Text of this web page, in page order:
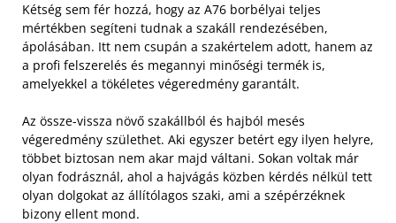
Kétség sem fér hozzá, hogy az A76 borbélyai teljes
mértékben segíteni tudnak a szakáll rendezésében,
ápolásában. Itt nem csupán a szakértelem adott, hanem az
a profi felszerelés és megannyi minőségi termék is,
amelyekkel a tökéletes végeredmény garantált.
Az össze-vissza növő szakállból és hajból mesés
végeredmény születhet. Aki egyszer betért egy ilyen helyre,
többet biztosan nem akar majd váltani. Sokan voltak már
olyan fodrásznál, ahol a hajvágás közben kérdés nélkül tett
olyan dolgokat az állítólagos szaki, ami a szépérzéknek
bizony ellent mond.